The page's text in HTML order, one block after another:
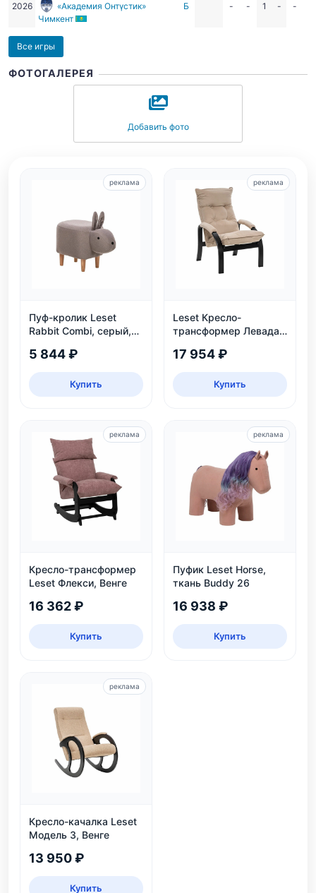
2026
«Академия Онтүстик»
Чимкент
Б - - 1 - -
Все игры
ФОТОГАЛЕРЕЯ
Добавить фото
Пуф-кролик Leset
Rabbit Combi, серый,
кг
5 844 ₽
Купить
реклама
Leset Кресло-
трансформер Левада,
17 954 ₽
Купить
реклама
Кресло-трансформер
Leset Флекси, Венге
16 362 ₽
Купить
реклама
Пуфик Leset Horse,
ткань Buddy 26
16 938 ₽
Купить
реклама
Кресло-качалка Leset
Модель 3, Венге
13 950 ₽
Купить
реклама